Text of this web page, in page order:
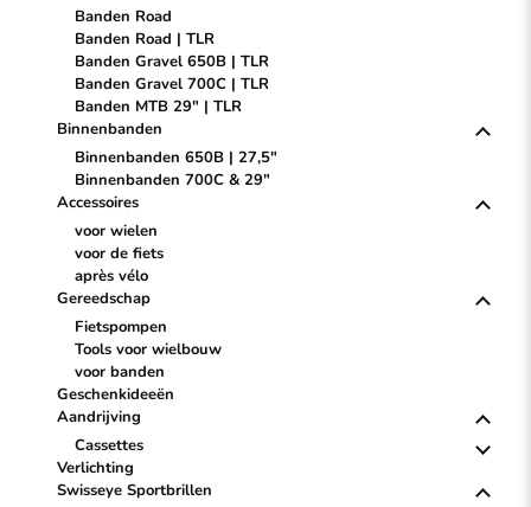
Banden Road
Banden Road | TLR
Banden Gravel 650B | TLR
Banden Gravel 700C | TLR
Banden MTB 29" | TLR
Binnenbanden
Binnenbanden 650B | 27,5"
Binnenbanden 700C & 29"
Accessoires
voor wielen
voor de fiets
après vélo
Gereedschap
Fietspompen
Tools voor wielbouw
voor banden
Geschenkideeën
Aandrijving
Cassettes
Verlichting
Swisseye Sportbrillen